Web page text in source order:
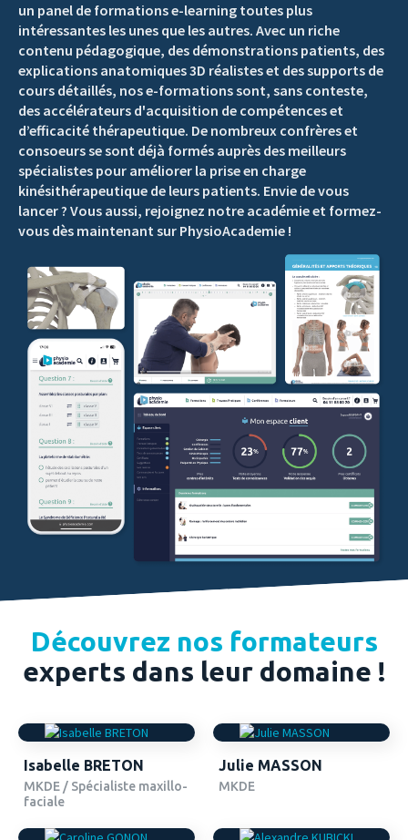
un panel de formations e-learning toutes plus
intéressantes les unes que les autres. Avec un riche
contenu pédagogique, des démonstrations patients, des
explications anatomiques 3D réalistes et des supports de
cours détaillés, nos e-formations sont, sans conteste,
des accélérateurs d'acquisition de compétences et
d’efficacité thérapeutique. De nombreux confrères et
consoeurs se sont déjà formés auprès des meilleurs
spécialistes pour améliorer la prise en charge
kinésithérapeutique de leurs patients. Envie de vous
lancer ? Vous aussi, rejoignez notre académie et formez-
vous dès maintenant sur PhysioAcademie !
Découvrez nos formateurs
experts dans leur domaine !
Isabelle BRETON
MKDE / Spécialiste maxillo-
faciale
Julie MASSON
MKDE